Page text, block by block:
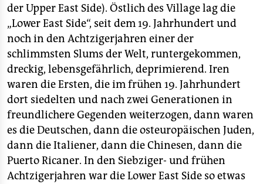
der Upper East Side). Östlich des Village lag die
„Lower East Side“, seit dem 19. Jahrhundert und
noch in den Achtzigerjahren einer der
schlimmsten Slums der Welt, runtergekommen,
dreckig, lebensgefährlich, deprimierend. Iren
waren die Ersten, die im frühen 19. Jahrhundert
dort siedelten und nach zwei Generationen in
freundlichere Gegenden weiterzogen, dann waren
es die Deutschen, dann die osteuropäischen Juden,
dann die Italiener, dann die Chinesen, dann die
Puerto Ricaner. In den Siebziger- und frühen
Achtzigerjahren war die Lower East Side so etwas